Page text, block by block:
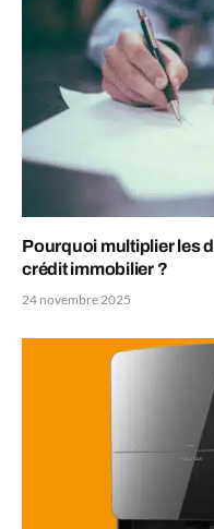
Pourquoi multiplier les
crédit immobilier ?
24 novembre 2025